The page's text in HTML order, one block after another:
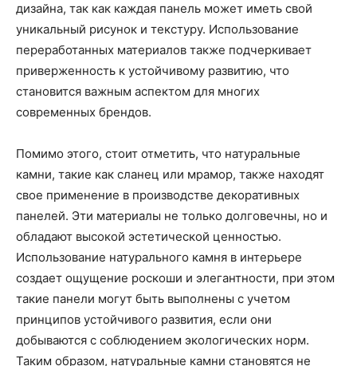
дизайна, так как каждая панель может иметь свой
уникальный рисунок и текстуру. Использование
переработанных материалов также подчеркивает
приверженность к устойчивому развитию, что
становится важным аспектом для многих
современных брендов.
Помимо этого, стоит отметить, что натуральные
камни, такие как сланец или мрамор, также находят
свое применение в производстве декоративных
панелей. Эти материалы не только долговечны, но и
обладают высокой эстетической ценностью.
Использование натурального камня в интерьере
создает ощущение роскоши и элегантности, при этом
такие панели могут быть выполнены с учетом
принципов устойчивого развития, если они
добываются с соблюдением экологических норм.
Таким образом, натуральные камни становятся не